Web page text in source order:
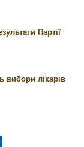
Партії
вибори лікарів